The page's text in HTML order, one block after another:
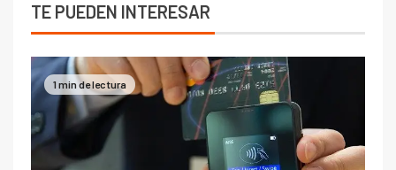
TE PUEDEN INTERESAR
1 min de lectura